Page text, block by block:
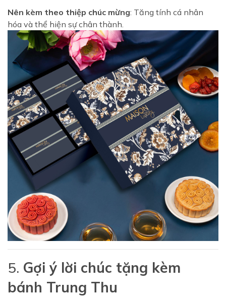
Nên kèm theo thiệp chúc mừng: Tăng tính cá nhân
hóa và thể hiện sự chân thành.
5. Gợi ý lời chúc tặng kèm
bánh Trung Thu